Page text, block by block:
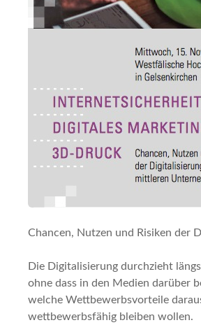
Chancen, Nutzen und Risiken der
Die Digitalisierung durchzieht
ohne dass in den Medien darüber
welche Wettbewerbsvorteile
wettbewerbsfähig bleiben wollen.